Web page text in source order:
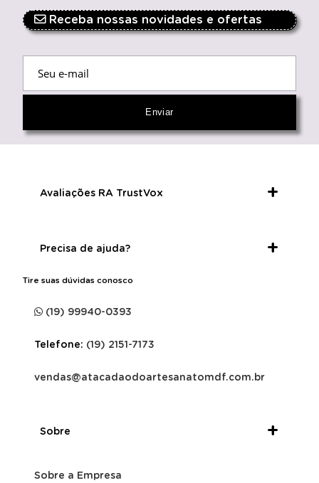
Receba nossas novidades e ofertas
Avaliações RA TrustVox
Precisa de ajuda?
Tire suas dúvidas conosco
(19) 99940-0393
Telefone: (19) 2151-7173
vendas@atacadaodoartesanatomdf.com.br
Sobre
Sobre a Empresa